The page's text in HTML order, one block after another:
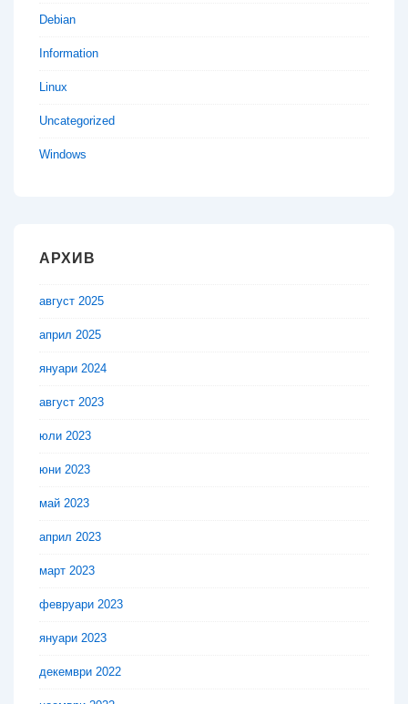
Debian
Information
Linux
Uncategorized
Windows
АРХИВ
август 2025
април 2025
януари 2024
август 2023
юли 2023
юни 2023
май 2023
април 2023
март 2023
февруари 2023
януари 2023
декември 2022